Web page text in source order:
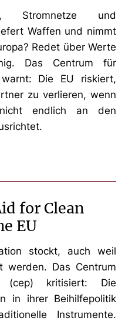
Stromnetze und
Waffen und nimmt
Redet über Werte
Das Centrum für
Die EU riskiert,
zu verlieren, wenn
endlich an den
for Clean
EU
stockt, auch weil
werden. Das Centrum
(cep) kritisiert: Die
in ihrer Beihilfepolitik
Instrumente.